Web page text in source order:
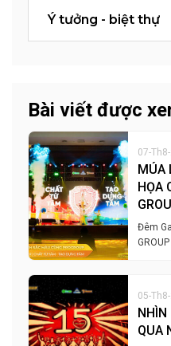
Ý tưởng - biệt thự
Bài viết được
07-
MÚA
HỌA
Đêm
05-
QUA